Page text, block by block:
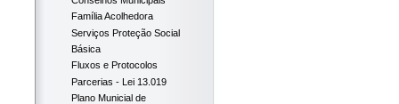
Família Acolhedora
Serviços Proteção Social
Básica
Fluxos e Protocolos
Parcerias - Lei 13.019
Plano Municial de